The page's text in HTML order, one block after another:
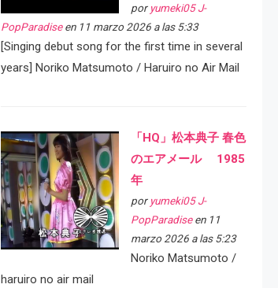
por yumeki05 J-
PopParadiseen 11 marzo 2026 a las 5:33
[Singing debut song for the first time in several
years] Noriko Matsumoto / Haruiro no Air Mail
「HQ」松本典子 春色
のエアメール 1985
年
por yumeki05 J-
PopParadiseen 11
marzo 2026 a las 5:23
Noriko Matsumoto /
haruiro no air mail